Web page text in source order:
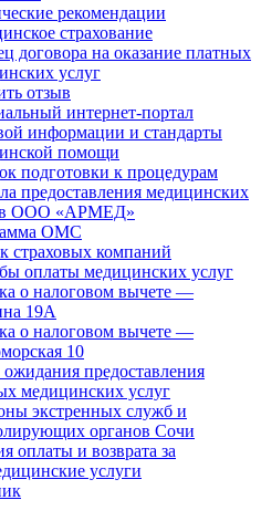
рекомендации
страхование
договора на оказание платных
услуг
отзыв
интернет-портал
информации и стандарты
помощи
подготовки к процедурам
предоставления медицинских
в ООО «АРМЕД»
ОМС
страховых компаний
оплаты медицинских услуг
о налоговом вычете —
19А
о налоговом вычете —
10
предоставления
медицинских услуг
экстренных служб и
органов Сочи
оплаты и возврата за
услуги